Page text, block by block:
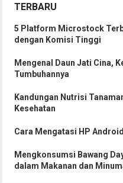
TERBARU
5 Platform Microstock
dengan Komisi Tinggi
Mengenal Daun Jati Cina,
Tumbuhannya
Kandungan Nutrisi
Kesehatan
Cara Mengatasi HP
Mengkonsumsi Bawang
dalam Makanan dan